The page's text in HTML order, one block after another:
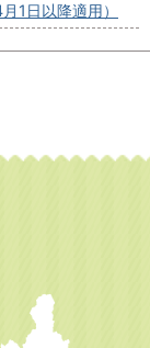
1日以降適用）